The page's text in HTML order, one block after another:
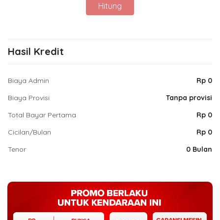
Hitung
Hasil Kredit
Biaya Admin
Rp 0
Biaya Provisi
Tanpa provisi
Total Bayar Pertama
Rp 0
Cicilan/Bulan
Rp 0
Tenor
0 Bulan